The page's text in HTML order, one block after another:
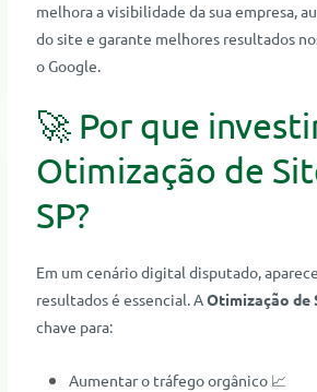
melhora a visibilidade da sua empresa,
do site e garante melhores resultados
o Google.
🚀 Por que
Otimização de
SP?
Em um cenário digital disputado,
resultados é essencial. AOtimização de
chave para:
Aumentar o tráfego orgânico 📈